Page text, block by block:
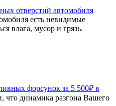
отверстий автомобиля
есть невидимые
влага, мусор и грязь.
форсунок за 5 500₽ в
что динамика разгона Вашего